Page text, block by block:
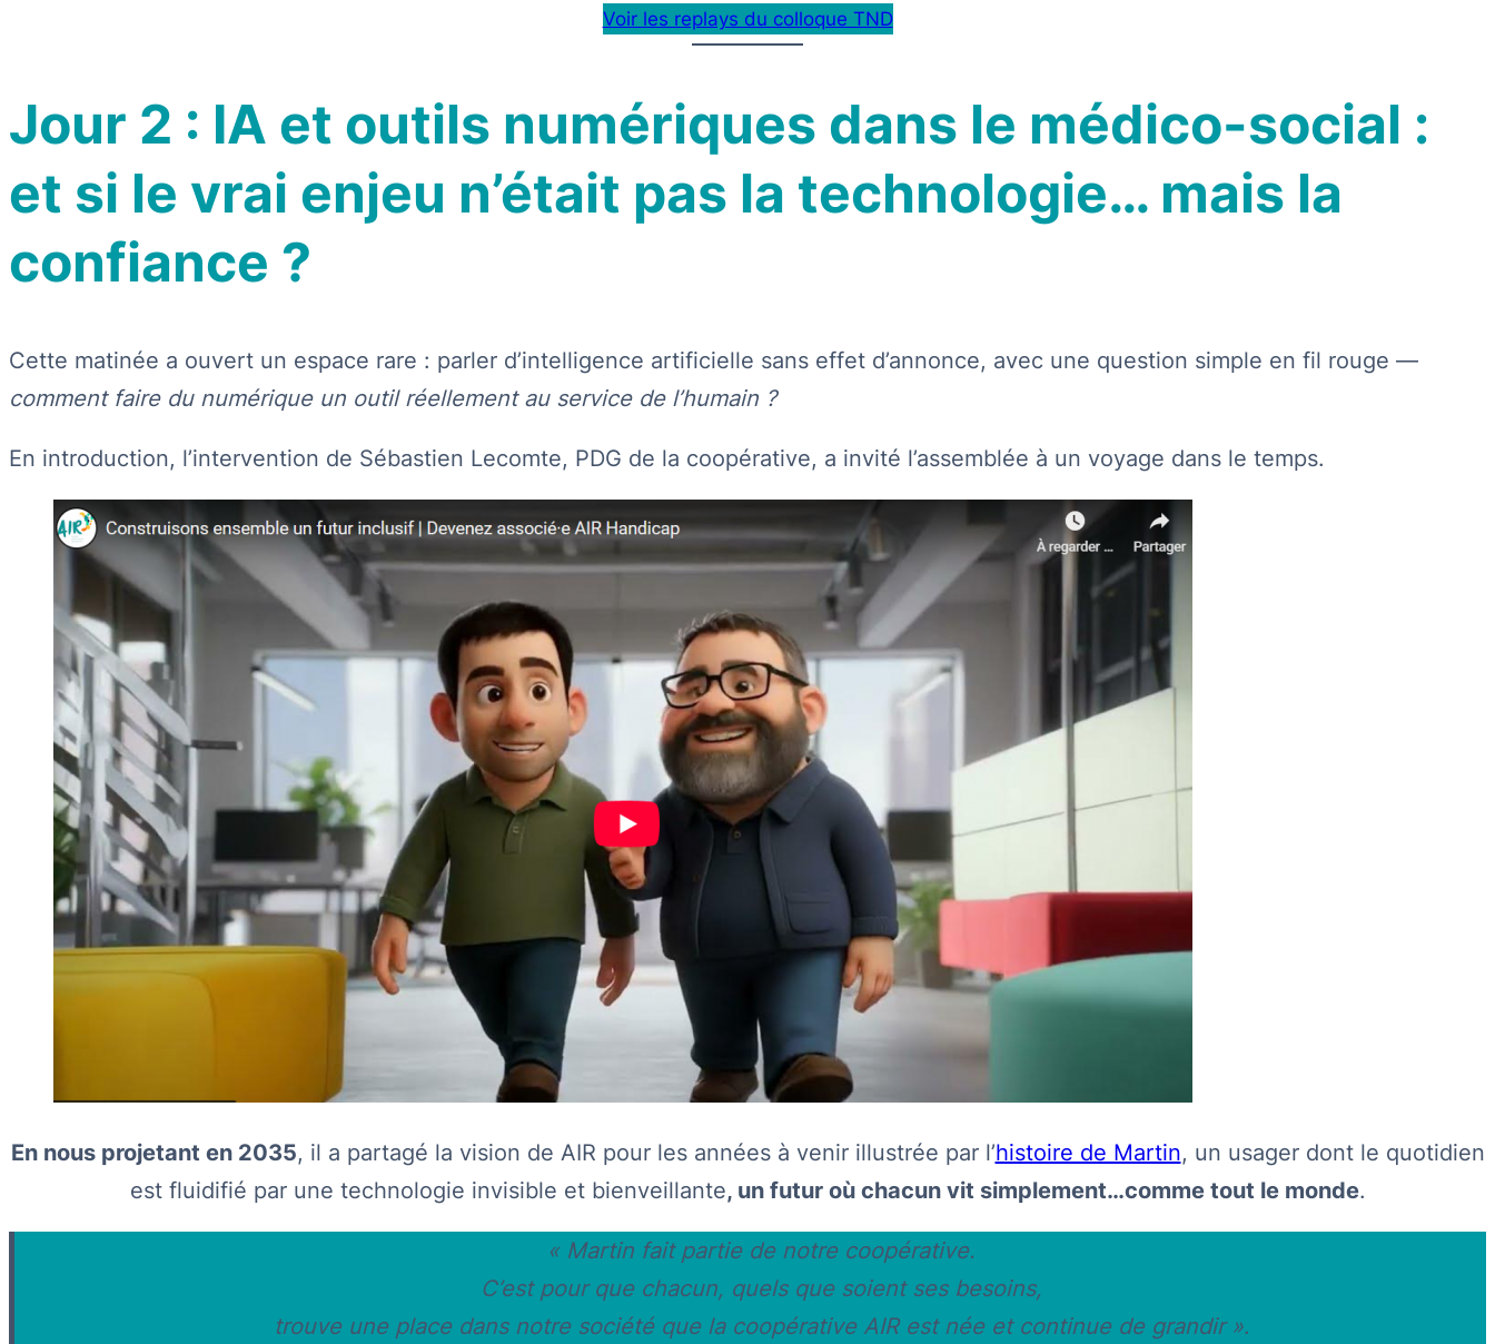
Voir les replays du colloque TND
Jour 2 : IA et outils numériques dans le médico-social :
et si le vrai enjeu n’était pas la technologie… mais la
confiance ?
Cette matinée a ouvert un espace rare : parler d’intelligence artificielle sans effet d’annonce, avec une question simple en fil rouge —
comment faire du numérique un outil réellement au service de l’humain ?
En introduction, l’intervention de Sébastien Lecomte, PDG de la coopérative, a invité l’assemblée à un voyage dans le temps.
En nous projetant en 2035, il a partagé la vision de AIR pour les années à venir illustrée par l’histoire de Martin, un usager dont le quotidien
est fluidifié par une technologie invisible et bienveillante, un futur où chacun vit simplement…comme tout le monde.
« Martin fait partie de notre coopérative.
C’est pour que chacun, quels que soient ses besoins,
trouve une place dans notre société que la coopérative AIR est née et continue de grandir ».